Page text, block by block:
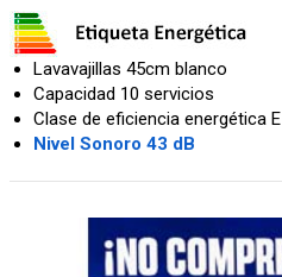
Lavavajillas 45cm blanco
Capacidad 10 servicios
Clase de eficiencia energética E
Nivel Sonoro 43 dB